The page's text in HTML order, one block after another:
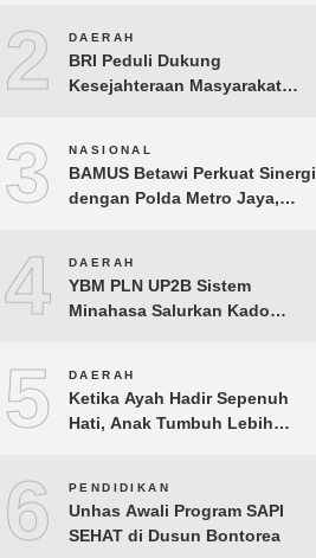
2 DAERAH
BRI Peduli Dukung
Kesejahteraan Masyarakat
3 NASIONAL
BAMUS Betawi Perkuat Sinergi
dengan Polda Metro Jaya,
Kondusif Jelang HUT ke-81
Republik Indonesia
4 DAERAH
YBM PLN UP2B Sistem
Minahasa Salurkan Kado
Tomohon
5 DAERAH
Ketika Ayah Hadir Sepenuh
Hati, Anak Tumbuh Lebih
6 PENDIDIKAN
Unhas Awali Program SAPI
SEHAT di Dusun Bontorea